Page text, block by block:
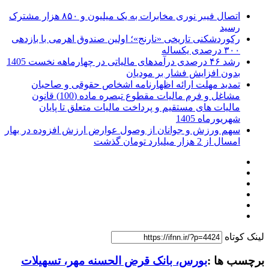
اتصال فیبر نوری مخابرات به یک میلیون و ۸۵۰ هزار مشترک
رسید
رکوردشکنی تاریخی «نارنج»؛ اولین صندوق اهرمی با بازدهی
۳۰۰ درصدی یکساله
رشد ۴۶ درصدی درآمدهای مالیاتی در چهارماهه نخست 1405
بدون افزایش فشار بر مودیان
تمدید مهلت ارائه اظهارنامه اشخاص حقوقی و صاحبان
مشاغل و فرم مالیات مقطوع تبصره ماده (100) قانون
مالیات های مستقیم و پرداخت مالیات متعلق تا پایان
شهریورماه 1405
سهم ورزش و جوانان از وصول عوارض ارزش افزوده در بهار
امسال از 2 هزار میلیارد تومان گذشت
لینک کوتاه
برچسب ها :بورس، بانک قرض الحسنه مهر، تسهیلات